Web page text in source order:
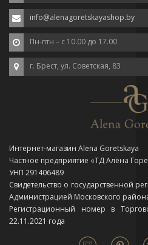
info@alenagoretskayashop.by
Пн-птн – с 10.00 до 17.00
г. Брест, ул. Советская, 83
Интернет-магазин Alena Goretskaya
Частное предприятие «ТД Алёна
УНП 291406489
Свидетельство о государственной
Администрацией Московского
Регистрационный номер в
22.11.2021 года